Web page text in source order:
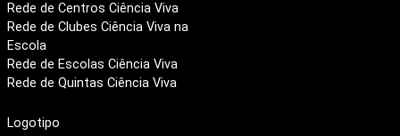
Rede de Centros Ciência Viva
Rede de Clubes Ciência Viva na
Escola
Rede de Escolas Ciência Viva
Rede de Quintas Ciência Viva
Logotipo